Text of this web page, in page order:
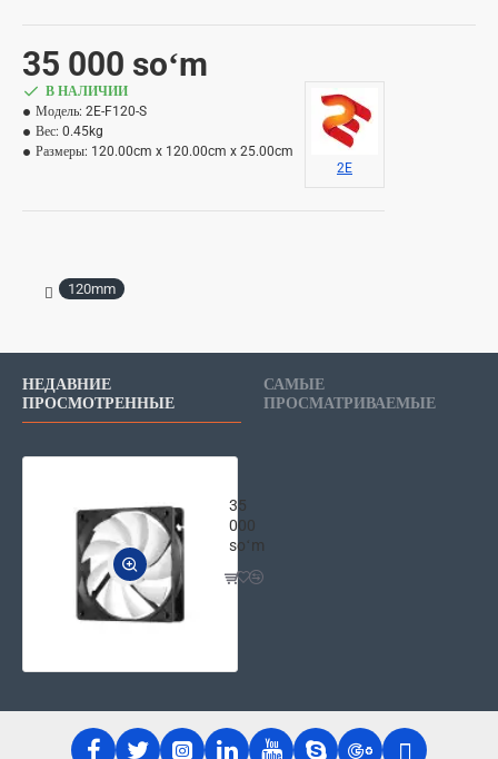
35 000 soʻm
В НАЛИЧИИ
Модель: 2E-F120-S
Вес: 0.45kg
Размеры: 120.00cm x 120.00cm x 25.00cm
2E
120mm
НЕДАВНИЕ
ПРОСМОТРЕННЫЕ
САМЫЕ
ПРОСМАТРИВАЕМЫЕ
35
000
soʻm